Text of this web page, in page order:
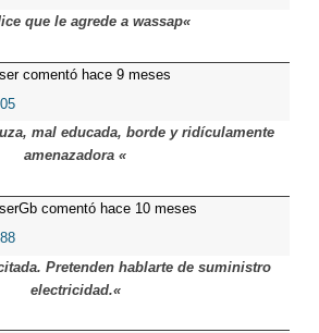
que le agrede a wassap«
comentó hace 9 meses
mal educada, borde y ridículamente
amenazadora «
comentó hace 10 meses
Pretenden hablarte de suministro
electricidad.«